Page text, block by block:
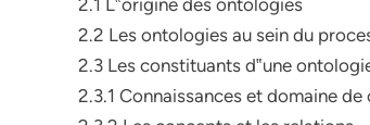
2.1 L‟origine des ontologies
2.2 Les ontologies au sein du
2.3 Les constituants d‟une
2.3.1 Connaissances et domaine de